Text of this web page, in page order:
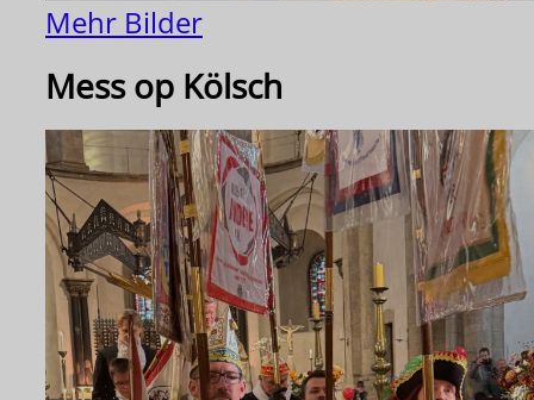
Mehr Bilder
Mess op Kölsch